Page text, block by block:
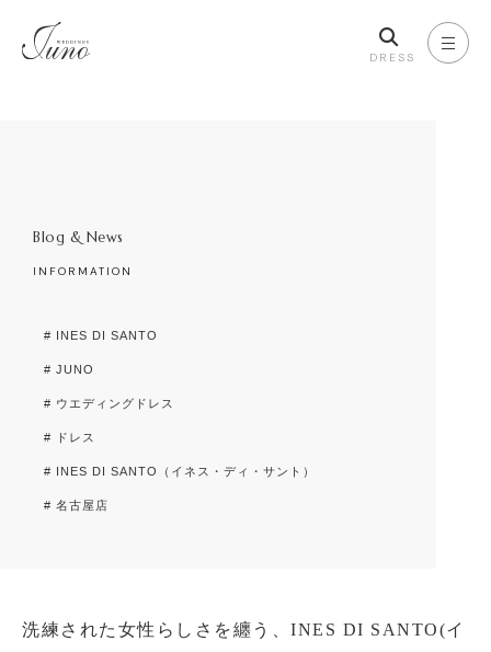
DRESS
Blog & News
INFORMATION
# INES DI SANTO
# JUNO
# ウエディングドレス
# ドレス
# INES DI SANTO（イネス・ディ・サント）
# 名古屋店
洗練された女性らしさを纏う、INES DI SANTO(イ